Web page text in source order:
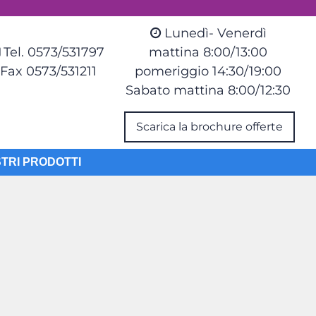
Tel. 0573/531797
Fax 0573/531211
Lunedì- Venerdì
mattina 8:00/13:00
pomeriggio 14:30/19:00
Sabato mattina 8:00/12:30
Scarica la brochure offerte
PRODOTTI